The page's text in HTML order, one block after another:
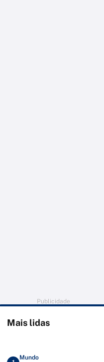
Publicidade
Mais lidas
Mundo